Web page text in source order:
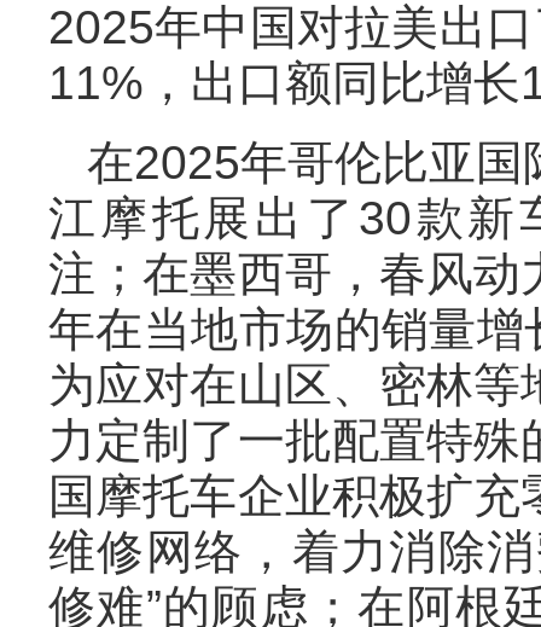
2025年中国对拉美出
11%，出口额同比增长
在2025年哥伦比亚
江摩托展出了30款新
注；在墨西哥，春风
年在当地市场的销量
为应对在山区、密林
力定制了一批配置特
国摩托车企业积极扩
维修网络，着力消除
修难”的顾虑；在阿根